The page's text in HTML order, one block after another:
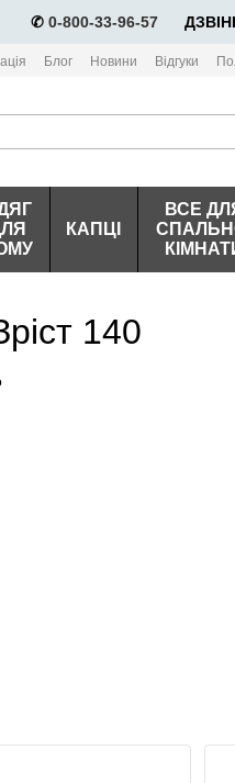
✆ 0-800-33-96-57
Блог Новини Відгуки
КАПЦІ
ВСЕ
140